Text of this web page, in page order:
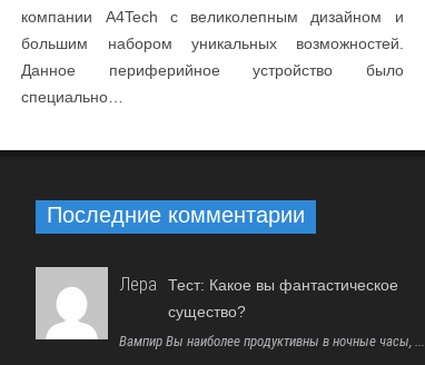
компании A4Tech с великолепным дизайном и
большим набором уникальных возможностей.
Данное периферийное устройство было
специально…
Последние комментарии
Лера
Тест: Какое вы фантастическое
существо?
Вампир Вы наиболее продуктивны в ночные часы, ...